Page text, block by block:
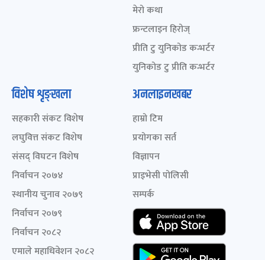
मेरो कथा
फ्रन्टलाइन हिरोज्
प्रीति टु युनिकोड कन्भर्टर
युनिकोड टु प्रीति कन्भर्टर
विशेष शृङ्खला
सहकारी संकट विशेष
लघुवित्त संकट विशेष
संसद् विघटन विशेष
निर्वाचन २०७४
स्थानीय चुनाव २०७९
निर्वाचन २०७९
निर्वाचन २०८२
एमाले महाधिवेशन २०८२
अनलाइनखबर
हाम्रो टिम
प्रयोगका सर्त
विज्ञापन
प्राइभेसी पोलिसी
सम्पर्क